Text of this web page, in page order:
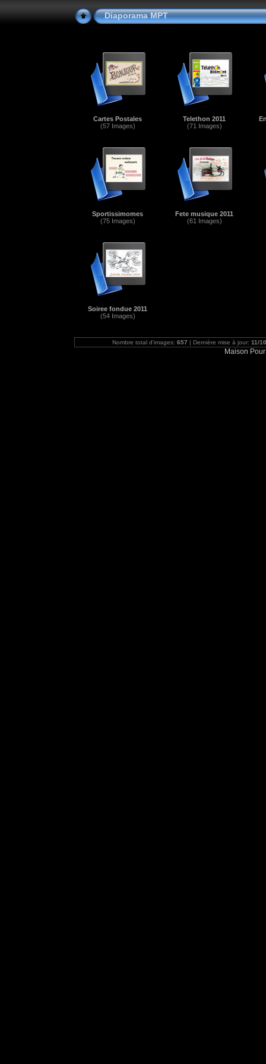
Diaporama MPT
Cartes Postales
(57 Images)
Telethon 2011
(71 Images)
Sportissimomes
(75 Images)
Fete musique 2011
(61 Images)
Soiree fondue 2011
(54 Images)
Nombre total d'images: 657 | Dernière mise à jour: 11/
Maison